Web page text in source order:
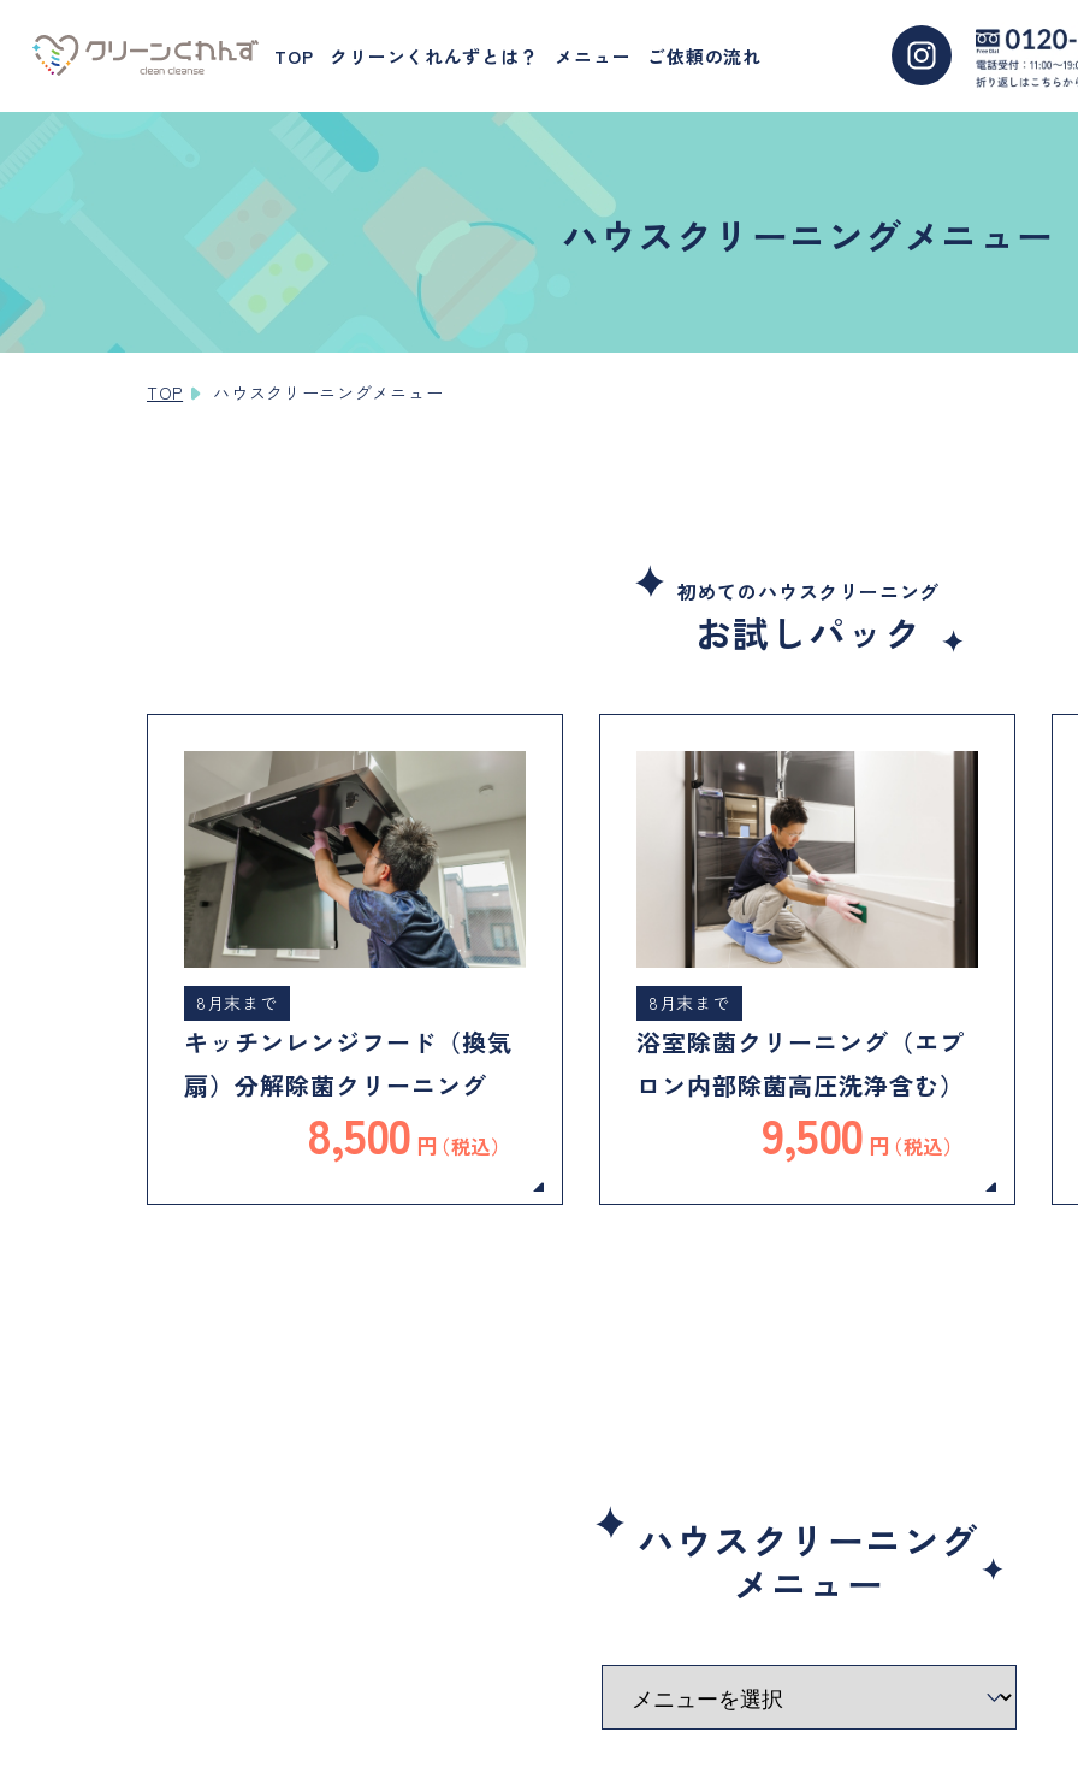
TOP クリーンくれんずとは？ メニュー ご依頼の流れ
ハウスクリーニングメニュー
TOP ハウスクリーニングメニュー
初めてのハウスクリーニング
お試しパック
8月末まで
キッチンレンジフード（換気
扇）分解除菌クリーニング
8,500 円（税込）
8月末まで
浴室除菌クリーニング（エプ
ロン内部除菌高圧洗浄含む）
9,500 円（税込）
ハウスクリーニング
メニュー